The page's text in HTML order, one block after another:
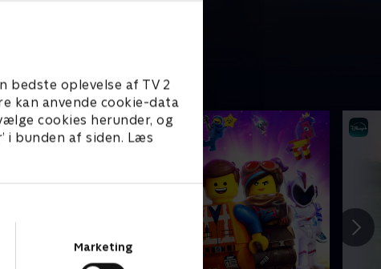
bedste oplevelse af TV 2
kan anvende cookie-data
cookies herunder, og
i bunden af siden. Læs
Marketing